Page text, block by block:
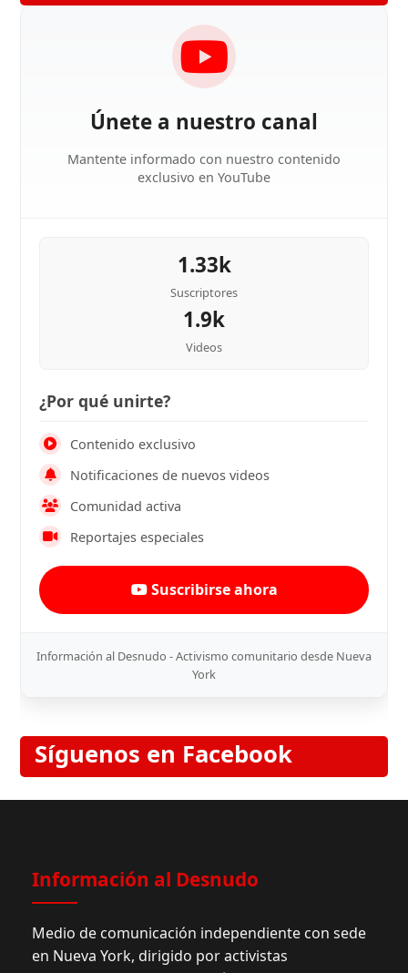
Únete a nuestro canal
Mantente informado con nuestro contenido
exclusivo en YouTube
1.33k
Suscriptores
1.9k
Videos
¿Por qué unirte?
Contenido exclusivo
Notificaciones de nuevos videos
Comunidad activa
Reportajes especiales
Suscribirse ahora
Información al Desnudo - Activismo comunitario desde Nueva
York
Síguenos en Facebook
Información al Desnudo
Medio de comunicación independiente con sede
en Nueva York, dirigido por activistas